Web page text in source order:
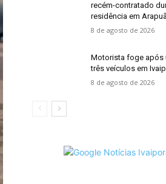
recém-contratado
residência em
8 de agosto de 2026
Motorista foge após
três veículos em
8 de agosto de 2026